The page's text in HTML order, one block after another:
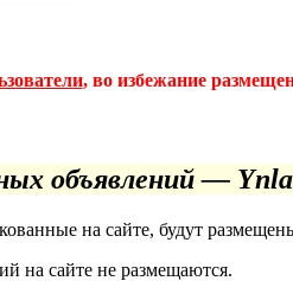
, во избежание
объявлений —
на сайте, будут
на сайте не размещаются.